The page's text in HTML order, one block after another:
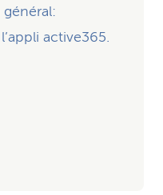
général:
active365.